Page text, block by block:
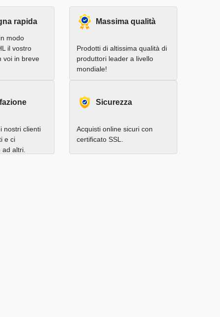
rapida
modo
il vostro
voi in breve
Massima qualità
Prodotti di altissima qualità di
produttori leader a livello
mondiale!
nostri clienti
e ci
altri.
Sicurezza
Acquisti online sicuri con
certificato SSL.